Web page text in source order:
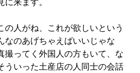
来ます。
の人がね、これが欲しいという
なのあげちゃえばいいじゃな
撮ってく外国人の方もいて、な
ういった土産店の人同士の会話